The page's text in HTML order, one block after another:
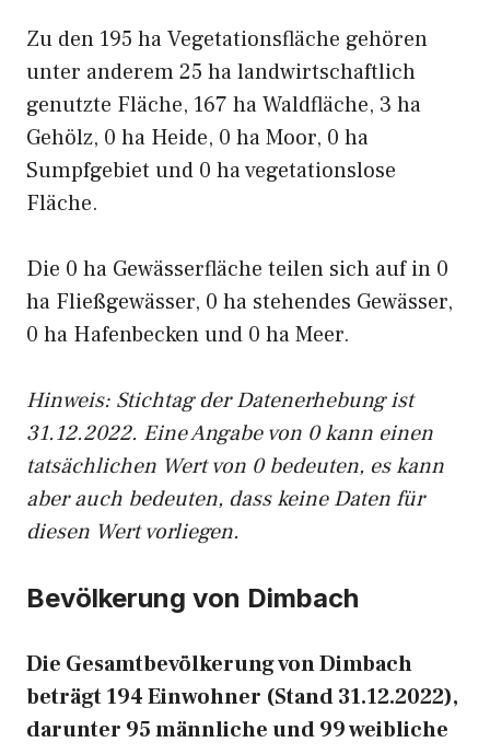
Zu den 195 ha Vegetationsfläche gehören
unter anderem 25 ha landwirtschaftlich
genutzte Fläche, 167 ha Waldfläche, 3 ha
Gehölz, 0 ha Heide, 0 ha Moor, 0 ha
Sumpfgebiet und 0 ha vegetationslose
Fläche.
Die 0 ha Gewässerfläche teilen sich auf in 0
ha Fließgewässer, 0 ha stehendes Gewässer,
0 ha Hafenbecken und 0 ha Meer.
Hinweis: Stichtag der Datenerhebung ist
31.12.2022. Eine Angabe von 0 kann einen
tatsächlichen Wert von 0 bedeuten, es kann
aber auch bedeuten, dass keine Daten für
diesen Wert vorliegen.
Bevölkerung von Dimbach
Die Gesamtbevölkerung von Dimbach
beträgt 194 Einwohner (Stand 31.12.2022),
darunter 95 männliche und 99 weibliche